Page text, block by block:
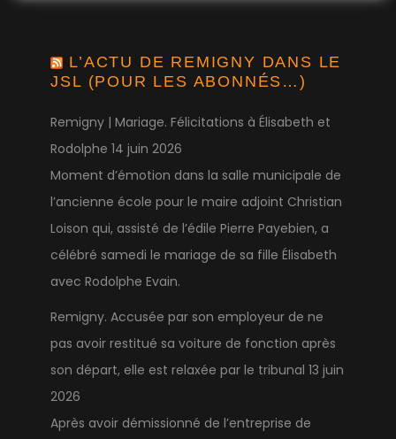
L’ACTU DE REMIGNY DANS LE
JSL (POUR LES ABONNÉS…)
Remigny | Mariage. Félicitations à Élisabeth et
Rodolphe 14 juin 2026
Moment d’émotion dans la salle municipale de
l’ancienne école pour le maire adjoint Christian
Loison qui, assisté de l’édile Pierre Payebien, a
célébré samedi le mariage de sa fille Élisabeth
avec Rodolphe Evain.
Remigny. Accusée par son employeur de ne
pas avoir restitué sa voiture de fonction après
son départ, elle est relaxée par le tribunal 13 juin
2026
Après avoir démissionné de l’entreprise de